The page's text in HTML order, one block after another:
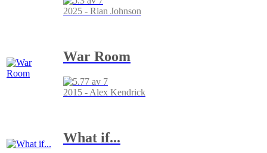
2025 - Rian Johnson
War Room
2015 - Alex Kendrick
What if...